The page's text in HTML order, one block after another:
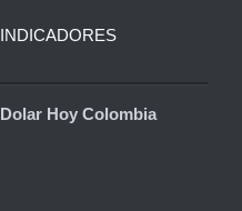
INDICADORES
Dolar Hoy Colombia